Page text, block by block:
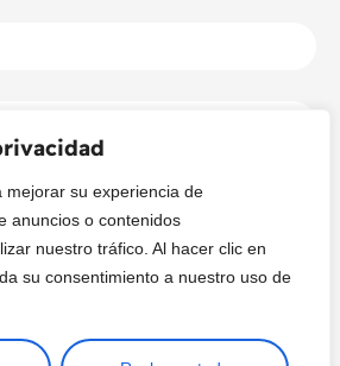
mejorar su experiencia de
anuncios o contenidos
nuestro tráfico. Al hacer clic en
su consentimiento a nuestro uso de
Suscribir